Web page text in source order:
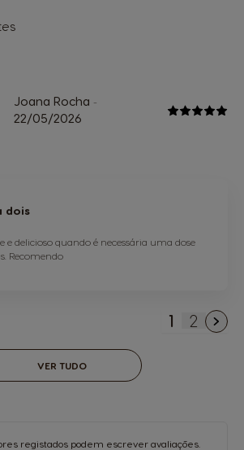
Joana Rocha -
22/05/2026
dois
e delicioso quando é necessária uma dose
Recomendo
Está de
1 Página
2
VER TUDO
registados podem escrever avaliações.